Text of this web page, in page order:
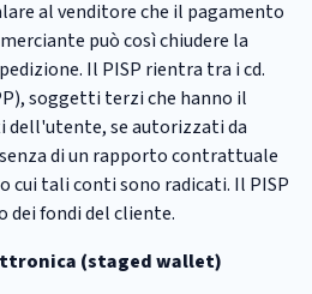
al venditore che il pagamento
può così chiudere la
Il PISP rientra tra i cd.
soggetti terzi che hanno il
dell'utente, se autorizzati da
di un rapporto contrattuale
cui tali conti sono radicati. Il PISP
dei fondi del cliente.
(staged wallet)